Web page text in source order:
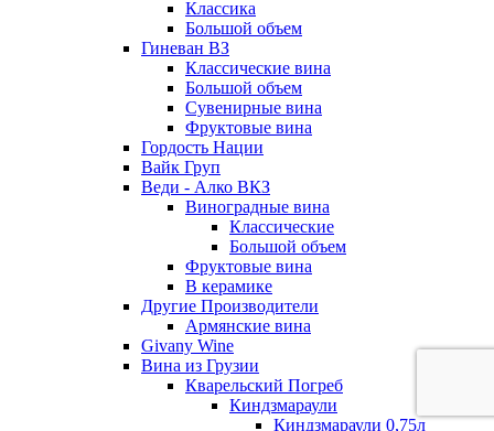
Классика
Большой объем
Гиневан ВЗ
Классические вина
Большой объем
Сувенирные вина
Фруктовые вина
Гордость Нации
Вайк Груп
Веди - Алко ВКЗ
Виноградные вина
Классические
Большой объем
Фруктовые вина
В керамике
Другие Производители
Армянские вина
Givany Wine
Вина из Грузии
Кварельский Погреб
Киндзмараули
Киндзмараули 0,75л